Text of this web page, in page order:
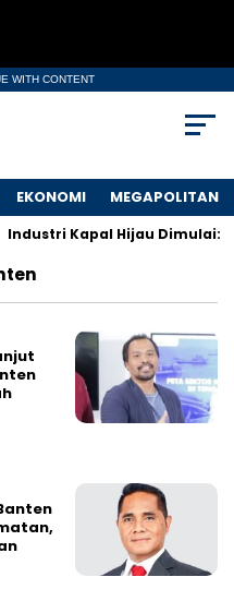
WITH CONTENT
EKONOMI MEGAPOLITAN
Industri Kapal Hijau Dimulai: